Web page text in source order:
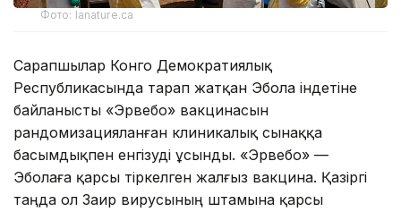
Фото: lanature.ca
Сарапшылар Конго Демократиялық
Республикасында тарап жатқан Эбола індетіне
байланысты «Эрвебо» вакцинасын
рандомизацияланған клиникалық сынаққа
басымдықпен енгізуді ұсынды. «Эрвебо» —
Эболаға қарсы тіркелген жалғыз вакцина. Қазіргі
таңда ол Заир вирусының штамына қарсы